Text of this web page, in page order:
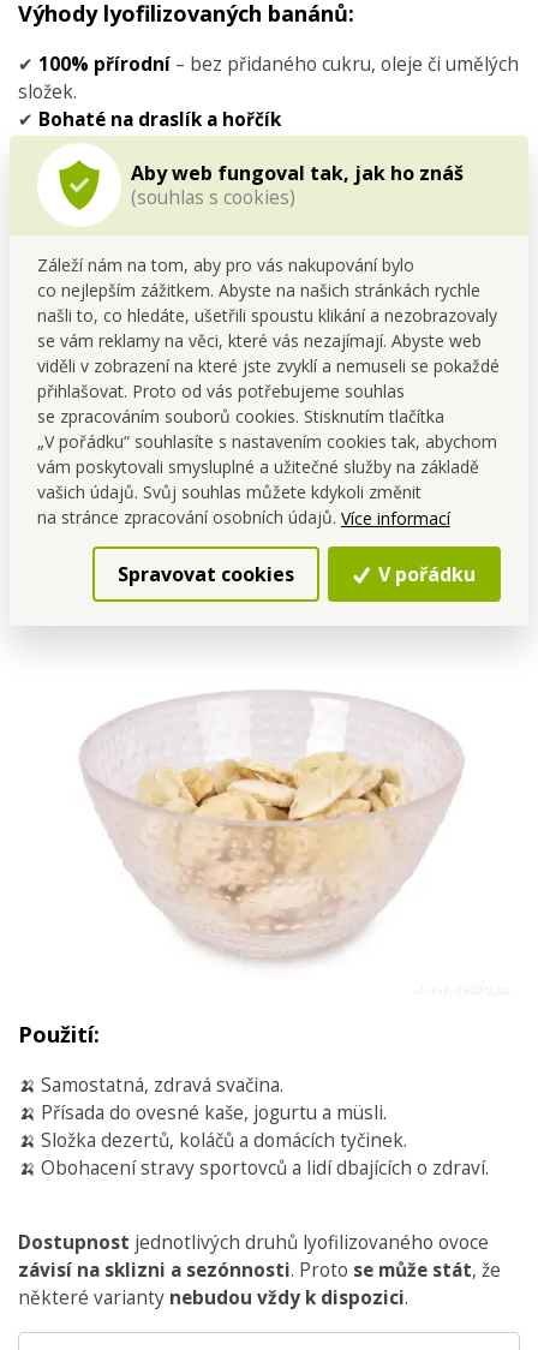
Aby web fungoval tak, jak ho znáš
(souhlas s cookies)
Záleží nám na tom, aby pro vás nakupování bylo
co nejlepším zážitkem. Abyste na našich stránkách rychle
našli to, co hledáte, ušetřili spoustu klikání a nezobrazovaly
se vám reklamy na věci, které vás nezajímají. Abyste web
viděli v zobrazení na které jste zvyklí a nemuseli se pokaždé
přihlašovat. Proto od vás potřebujeme souhlas
se zpracováním souborů cookies. Stisknutím tlačítka
„V pořádku“ souhlasíte s nastavením cookies tak, abychom
vám poskytovali smysluplné a užitečné služby na základě
vašich údajů. Svůj souhlas můžete kdykoli změnit
na stránce zpracování osobních údajů. Více informací
Spravovat cookies V pořádku
Výhody lyofilizovaných banánů:
✔ 100% přírodní – bez přidaného cukru, oleje či umělých
složek.
✔ Bohaté na draslík a hořčík
Přirozená sladkost
sladkostí.
Zdroj energie– skvělé před tréninkem, na cestách
nebo v práci.
Lehká a křupavá forma – praktická svačina kamkoli s
sebou.
✔Dlouhá trvanlivost– bez nutnosti chlazení.
Lyofilizované banány jsou
ovocné potěšení bez výčitek –
plná chuť a energie vždy po
ruce!
Použití:
🍌 Samostatná, zdravá svačina.
🍌 Přísada do ovesné kaše, jogurtu a müsli.
🍌 Složka dezertů, koláčů a domácích tyčinek.
🍌 Obohacení stravy sportovců a lidí dbajících o zdraví.
Dostupnost jednotlivých druhů lyofilizovaného ovoce
závisí na sklizni a sezónnosti. Proto se může stát, že
některé varianty nebudou vždy k dispozici.